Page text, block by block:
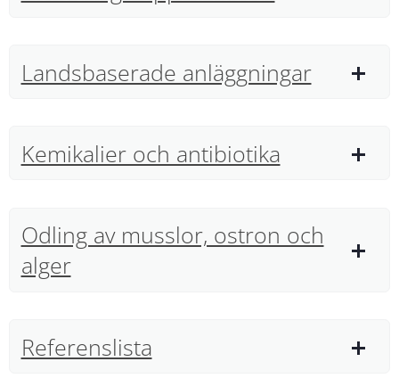
Landsbaserade anläggningar
Kemikalier och antibiotika
Odling av musslor, ostron och
alger
Referenslista